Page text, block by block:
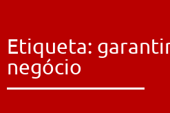
Etiqueta:
negócio